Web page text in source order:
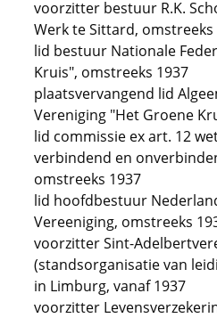
voorzitter bestuur R.K.
Werk te Sittard, omstreeks
lid bestuur Nationale
Kruis", omstreeks 1937
plaatsvervangend lid
Vereniging "Het Groene
lid commissie ex art. 12
verbindend en
omstreeks 1937
lid hoofdbestuur
Vereeniging, omstreeks
voorzitter Sint-
(standsorganisatie van
in Limburg, vanaf 1937
voorzitter